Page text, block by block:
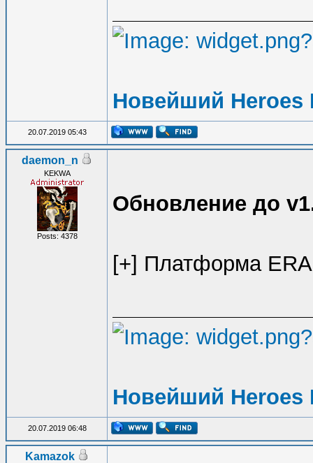
Новейший Heroes
20.07.2019 05:43
daemon_n
KEKWA
Posts: 4378
Обновление до
[+] Платформа
Новейший Heroes
20.07.2019 06:48
Kamazok